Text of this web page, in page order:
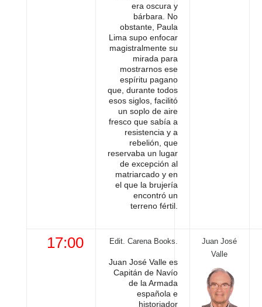
era oscura y
bárbara. No
obstante, Paula
Lima supo enfocar
magistralmente su
mirada para
mostrarnos ese
espíritu pagano
que, durante todos
esos siglos, facilitó
un soplo de aire
fresco que sabía a
resistencia y a
rebelión, que
reservaba un lugar
de excepción al
matriarcado y en
el que la brujería
encontró un
terreno fértil.
17:00 Edit. Carena Books.
Juan José Valle es
Capitán de Navío
de la Armada
española e
historiador
Juan José
Valle